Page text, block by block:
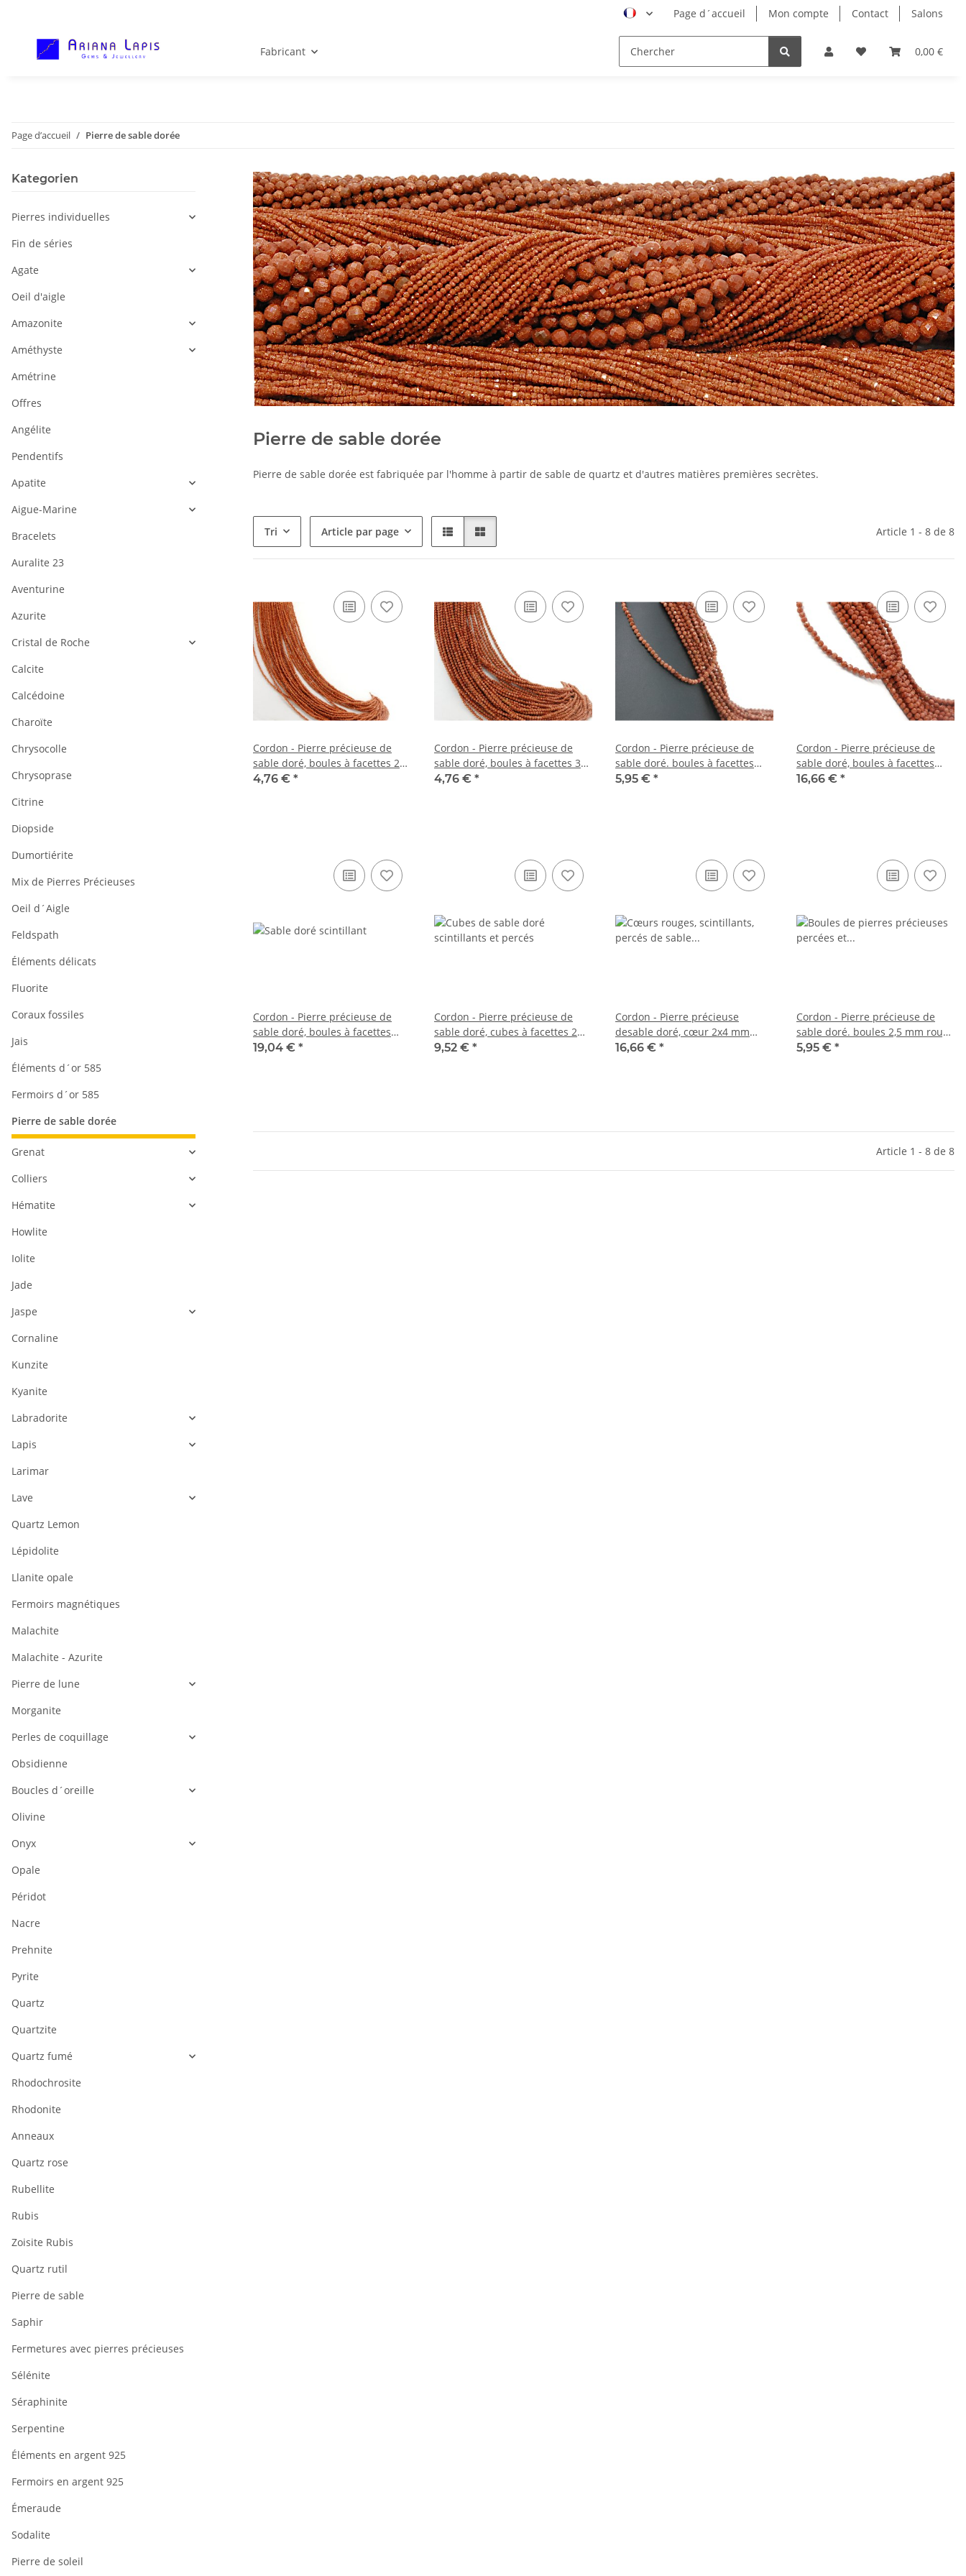
Page d´accueil Mon compte Contact Salons
0,00 €
Fabricant
Page d’accueil Pierre de sable dorée
Pierre de sable dorée
Pierre de sable dorée est fabriquée par l'homme à partir de sable de quartz et d'autres matières premières secrètes.
Tri Article par page Article 1 - 8 de 8
Cordon - Pierre précieuse de
sable doré, boules à facettes 2
mm brun, longueur 36 cm /3941
4,76 € *
Cordon - Pierre précieuse de
sable doré, boules à facettes 3
mm rouge, longueur 39 cm
4,76 € *
Cordon - Pierre précieuse de
sable doré. boules à facettes
4mm brun, longueur 38cm /3943
5,95 € *
Cordon - Pierre précieuse de
sable doré, boules à facettes
6mm rouge brun, longueur
16,66 € *
Cordon - Pierre précieuse de
sable doré, boules à facettes
8mm rouge brun, longueur
19,04 € *
Cordon - Pierre précieuse de
sable doré, cubes à facettes 2
mm rouge or scintillant, 38 cm
9,52 € *
Cordon - Pierre précieuse
desable doré, cœur 2x4 mm
rouge or scintillant, 38 cm /6207
16,66 € *
Cordon - Pierre précieuse de
sable doré. boules 2,5 mm rouge
or, longueur 37,5 cm /5776
5,95 € *
Article 1 - 8 de 8
Kategorien
Pierres individuelles
Fin de séries
Agate
Oeil d'aigle
Amazonite
Améthyste
Amétrine
Offres
Angélite
Pendentifs
Apatite
Aigue-Marine
Bracelets
Auralite 23
Aventurine
Azurite
Cristal de Roche
Calcite
Calcédoine
Charoïte
Chrysocolle
Chrysoprase
Citrine
Diopside
Dumortiérite
Mix de Pierres Précieuses
Oeil d´Aigle
Feldspath
Éléments délicats
Fluorite
Coraux fossiles
Jais
Éléments d´or 585
Fermoirs d´or 585
Pierre de sable dorée
Grenat
Colliers
Hématite
Howlite
Iolite
Jade
Jaspe
Cornaline
Kunzite
Kyanite
Labradorite
Lapis
Larimar
Lave
Quartz Lemon
Lépidolite
Llanite opale
Fermoirs magnétiques
Malachite
Malachite - Azurite
Pierre de lune
Morganite
Perles de coquillage
Obsidienne
Boucles d´oreille
Olivine
Onyx
Opale
Péridot
Nacre
Prehnite
Pyrite
Quartz
Quartzite
Quartz fumé
Rhodochrosite
Rhodonite
Anneaux
Quartz rose
Rubellite
Rubis
Zoisite Rubis
Quartz rutil
Pierre de sable
Saphir
Fermetures avec pierres précieuses
Sélénite
Séraphinite
Serpentine
Éléments en argent 925
Fermoirs en argent 925
Émeraude
Sodalite
Pierre de soleil